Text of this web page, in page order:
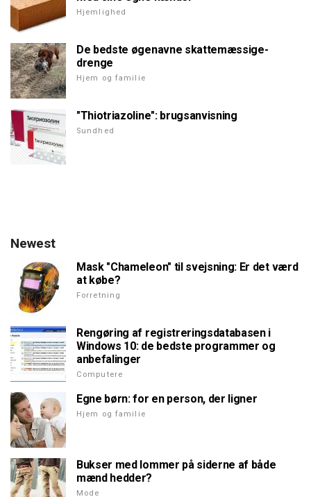
Hjemlighed
De bedste øgenavne skattemæssige-
drenge
Hjem og familie
"Thiotriazoline": brugsanvisning
Sundhed
Newest
Mask "Chameleon" til svejsning: Er det værd
at købe?
Forretning
Rengøring af registreringsdatabasen i
Windows 10: de bedste programmer og
anbefalinger
Computere
Egne børn: for en person, der ligner
Hjem og familie
Bukser med lommer på siderne af både
mænd hedder?
Mode